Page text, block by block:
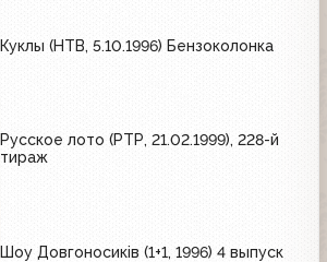
Куклы (НТВ, 5.10.1996) Бензоколонка
Русское лото (РТР, 21.02.1999), 228-й
тираж
Шоу Довгоносиків (1+1, 1996) 4 выпуск